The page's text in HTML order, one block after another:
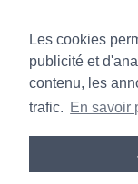
Les cookies
publicité et
contenu, les
trafic. En savoir